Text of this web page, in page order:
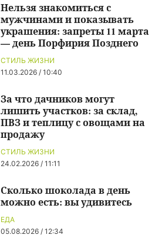
СТИЛЬ ЖИЗНИ
11.03.2026 / 10:40
Нельзя знакомиться с
мужчинами и показывать
украшения: запреты 11 марта
— день Порфирия Позднего
СТИЛЬ ЖИЗНИ
24.02.2026 / 11:11
За что дачников могут
лишить участков: за склад,
ПВЗ и теплицу с овощами на
продажу
ЕДА
05.08.2026 / 12:34
Сколько шоколада в день
можно есть: вы удивитесь